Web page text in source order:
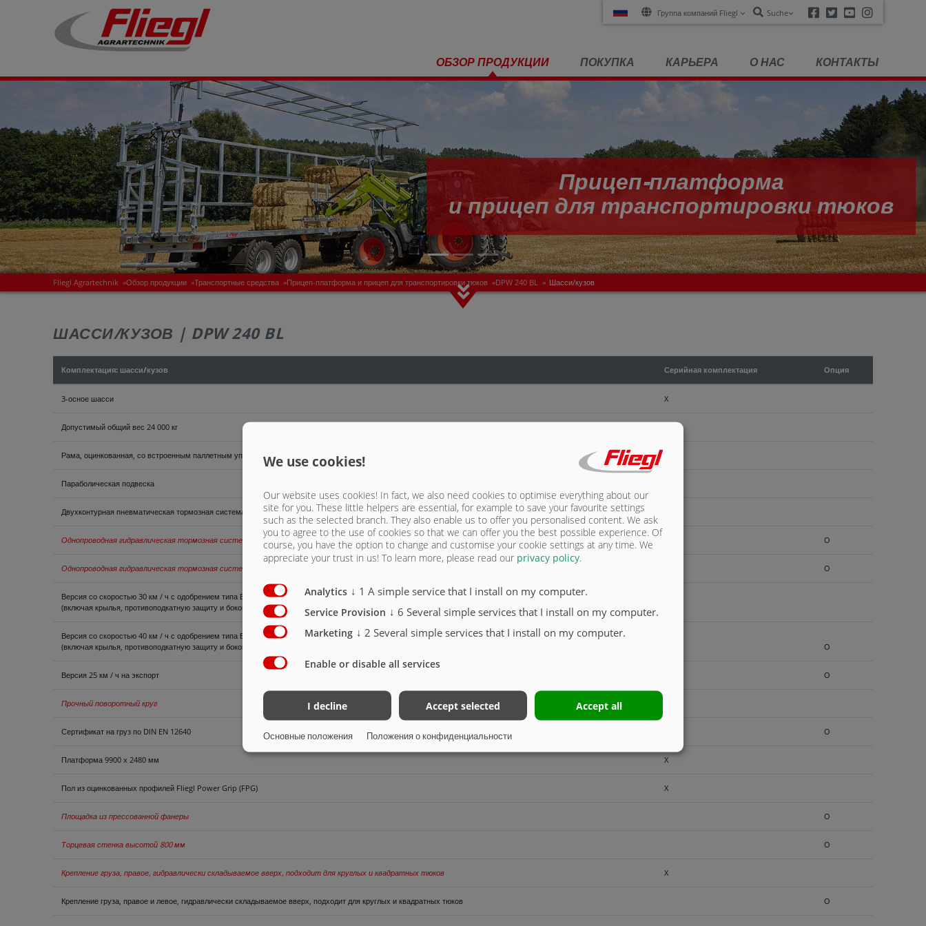
Группа компаний Fliegl Suche Facebook
TwitterYoutube
ОБЗОР ПРОДУКЦИИ ПОКУПКА КАРЬЕРА О НАС КОНТАКТЫ
Прицеп-платформа
и прицеп для транспортировки тюков
Fliegl Agrartechnik »Обзор продукции »Транспортные средства »Прицеп-платформа и прицеп для транспортировки тюков »DPW 240 BL » Шасси/кузов
ШАССИ/КУЗОВ | DPW 240 BL
Комплектация: шасси/кузов Серийная комплектация Опция
3-осное шасси X
Допустимый общий вес 24 000 кг
Рама, оцинкованная, со встроенным паллетным упором
Параболическая подвеска
Двухконтурная пневматическая тормозная система с автоматическим регулятором тормозных сил ALB
Однопроводная гидравлическая тормозная система без клапана регулирования нагрузки, с плоской уплотнительной муфтой, только для экспорта O
Однопроводная гидравлическая тормозная система с клапаном регулирования нагрузки и плоской уплотнительной муфтой, только для экспорта O
Версия со скоростью 30 км / ч с одобрением типа ЕС и документами COC
(включая крылья, противоподкатную защиту и боковые габаритные огни)
Версия со скоростью 40 км / ч с одобрением типа ЕС и документами COC
(включая крылья, противоподкатную защиту и боковые габаритные огни)
O
Версия 25 км / ч на экспорт O
Прочный поворотный круг
Сертификат на груз по DIN EN 12640 O
Платформа 9900 x 2480 мм X
Пол из оцинкованных профилей Fliegl Power Grip (FPG) X
Площадка из прессованной фанеры O
Торцевая стенка высотой 800 мм O
Крепление груза, правое, гидравлически складываемое вверх, подходит для круглых и квадратных тюков X
Крепление груза, правое и левое, гидравлически складываемое вверх, подходит для круглых и квадратных тюков O
We use cookies!
Our website uses cookies! In fact, we also need cookies to optimise everything about our
site for you. These little helpers are essential, for example to save your favourite settings
such as the selected branch. They also enable us to offer you personalised content. We ask
you to agree to the use of cookies so that we can offer you the best possible experience. Of
course, you have the option to change and customise your cookie settings at any time. We
appreciate your trust in us! To learn more, please read our privacy policy.
Analytics ↓ 1 A simple service that I install on my computer.
Service Provision ↓ 6 Several simple services that I install on my computer.
Marketing ↓ 2 Several simple services that I install on my computer.
Enable or disable all services
I decline Accept selected Accept all
Основные положения Положения о конфиденциальности